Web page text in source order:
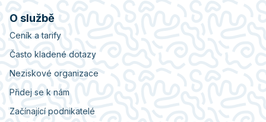
O službě
Ceník a tarify
Často kladené dotazy
Neziskové organizace
Přidej se k nám
Začínající podnikatelé